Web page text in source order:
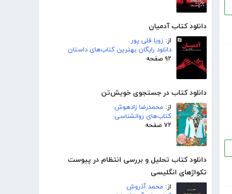
دانلود کتاب آدمیان
از: زویا قلی پور
دانلود رایگان بهترین کتاب‌های داستان
۹۲ صفحه
دانلود کتاب در جستجوی خویش‌تن
از: محمدرضا زادهوش
کتاب‌های روانشناسی
۷۲ صفحه
دانلود کتاب تحلیل و بررسی انتظام در پیوست
تکواژهای انگلیسی
از: محمد آذروش